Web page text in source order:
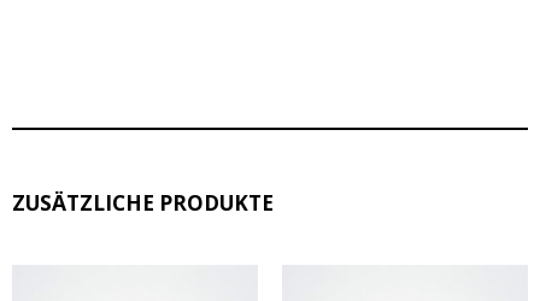
ZUSÄTZLICHE PRODUKTE